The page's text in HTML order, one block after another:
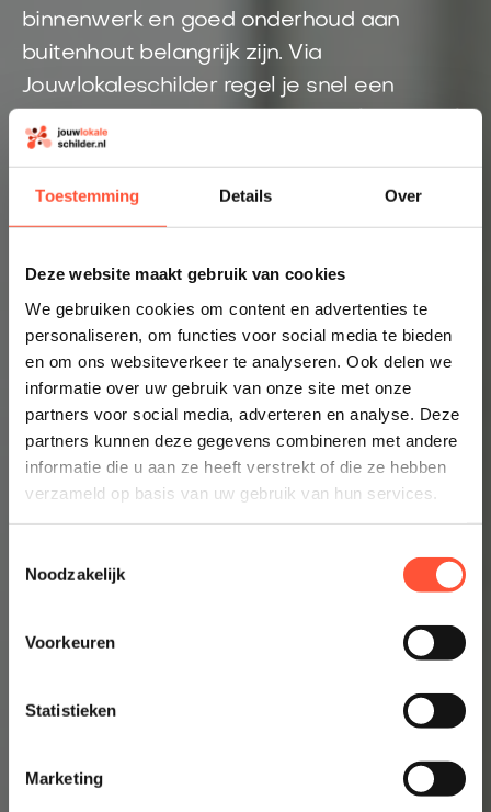
Toestemming Details Over
Deze website maakt gebruik van cookies
We gebruiken cookies om content en advertenties te
personaliseren, om functies voor social media te bieden
en om ons websiteverkeer te analyseren. Ook delen we
informatie over uw gebruik van onze site met onze
partners voor social media, adverteren en analyse. Deze
partners kunnen deze gegevens combineren met andere
informatie die u aan ze heeft verstrekt of die ze hebben
verzameld op basis van uw gebruik van hun services.
Noodzakelijk
Voorkeuren
Statistieken
Marketing
binnenwerk en goed onderhoud aan
buitenhout belangrijk zijn. Via
Jouwlokaleschilder regel je snel een
meerdere schilders te bellen, maar
ontvangt snel duidelijkheid over jouw
Direct inzicht in een eerlijke prijs
Altijd een schilder bij jou in de buurt
Prijsindicatie starten